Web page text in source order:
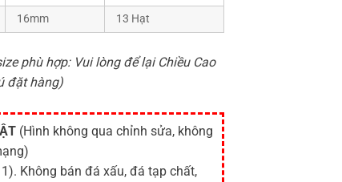
16mm 13 Hạt
phù hợp: Vui lòng để lại Chiều Cao
đặt hàng)
(Hình không qua chỉnh sửa, không
1). Không bán đá xấu, đá tạp chất,